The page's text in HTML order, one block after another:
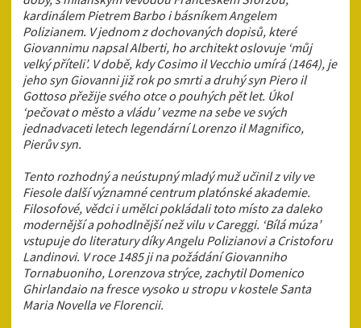
kardinálem Pietrem Barbo i básníkem Angelem
Polizianem. V jednom z dochovaných dopisů, které
Giovannimu napsal Alberti, ho architekt oslovuje ‘můj
velký příteli’. V době, kdy Cosimo il Vecchio umírá (1464), je
jeho syn Giovanni již rok po smrti a druhý syn Piero il
Gottoso přežije svého otce o pouhých pět let. Úkol
‘pečovat o město a vládu’ vezme na sebe ve svých
jednadvaceti letech legendární Lorenzo il Magnifico,
Pierův syn.
Tento rozhodný a neústupný mladý muž učinil z vily ve
Fiesole další významné centrum platónské akademie.
Filosofové, vědci i umělci pokládali toto místo za daleko
modernější a pohodlnější než vilu v Careggi. ‘Bílá múza’
vstupuje do literatury díky Angelu Polizianovi a Cristoforu
Landinovi. V roce 1485 ji na požádání Giovanniho
Tornabuoniho, Lorenzova strýce, zachytil Domenico
Ghirlandaio na fresce vysoko u stropu v kostele Santa
Maria Novella ve Florencii.